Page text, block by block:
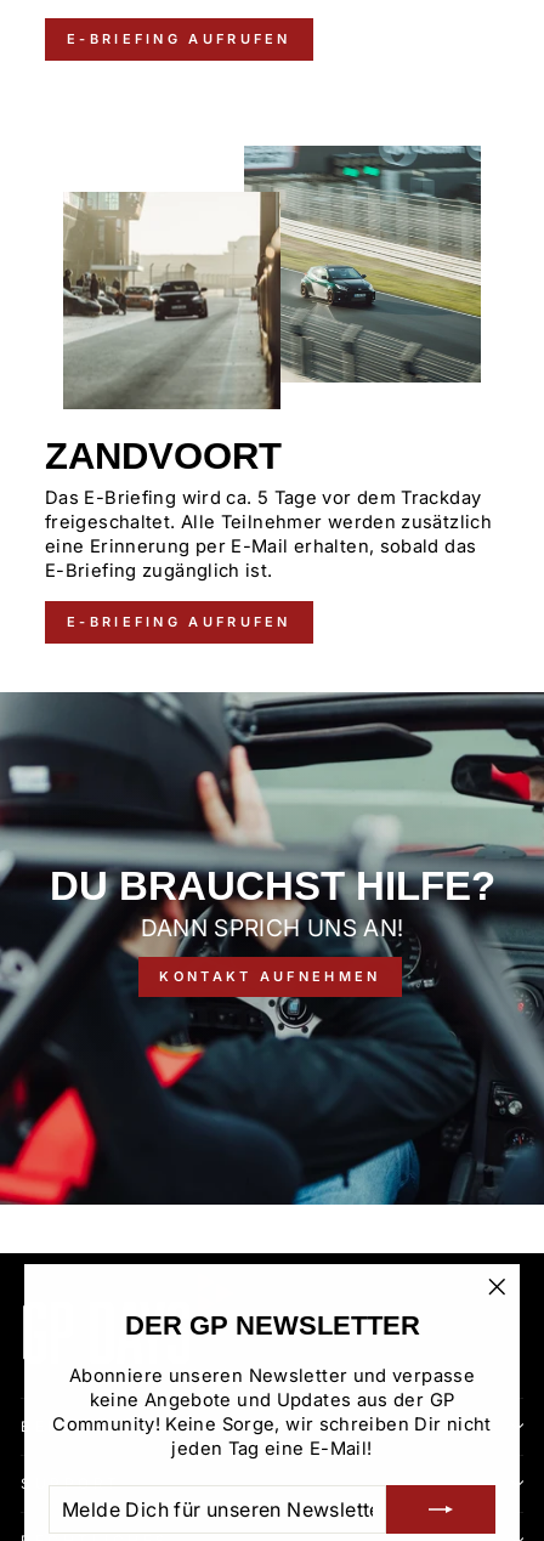
DER GP NEWSLETTER
Abonniere unseren Newsletter und verpasse
keine Angebote und Updates aus der GP
Community! Keine Sorge, wir schreiben Dir nicht
jeden Tag eine E-Mail!
DICH
FÜR
E-BRIEFING AUFRUFEN
ZANDVOORT
Das E-Briefing wird ca. 5 Tage vor dem Trackday
freigeschaltet. Alle Teilnehmer werden zusätzlich
eine Erinnerung per E-Mail erhalten, sobald das
E-Briefing zugänglich ist.
E-BRIEFING AUFRUFEN
DU BRAUCHST HILFE?
DANN SPRICH UNS AN!
KONTAKT AUFNEHMEN
BEREICHE
SUPPORT